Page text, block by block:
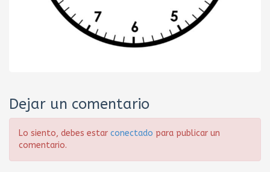
Dejar un comentario
Lo siento, debes estar conectado para publicar un
comentario.